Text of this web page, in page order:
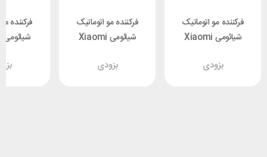
فرکننده مو اتوماتیک
شیائومی Xiaomi
بزودی
فرکننده مو اتوماتیک
شیائومی Xiaomi
بزودی
فرکننده